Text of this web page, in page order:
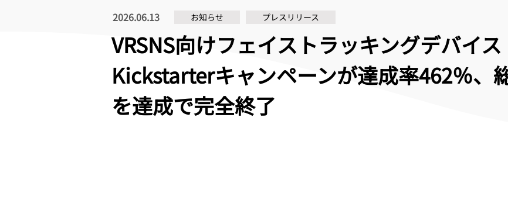
2026.06.13 お知らせ プレスリリース
VRSNS向けフェイストラッキングデバイス
Kickstarterキャンペーンが達成率462％、
を達成で完全終了